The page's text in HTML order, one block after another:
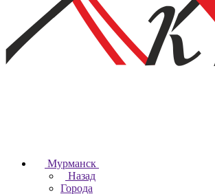
Мурманск
Назад
Города